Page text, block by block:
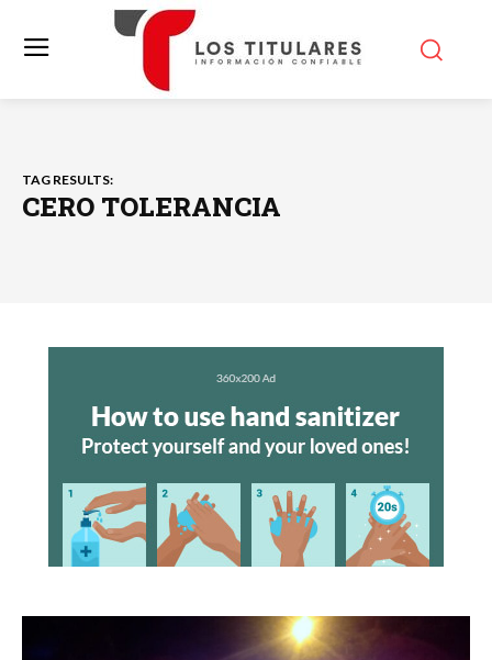
TAG RESULTS:
CERO TOLERANCIA